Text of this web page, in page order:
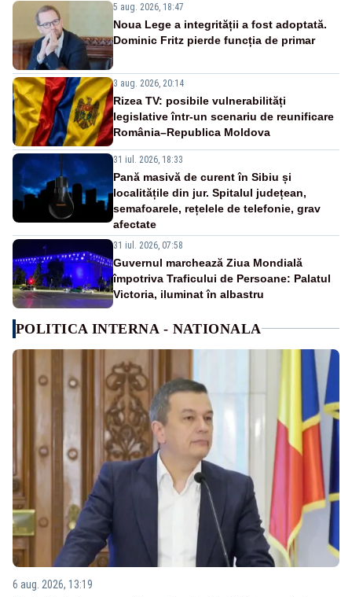
5 aug. 2026, 18:47
Noua Lege a integrității a fost adoptată.
Dominic Fritz pierde funcția de primar
3 aug. 2026, 20:14
Rizea TV: posibile vulnerabilități
legislative într-un scenariu de reunificare
România–Republica Moldova
31 iul. 2026, 18:33
Pană masivă de curent în Sibiu și
localitățile din jur. Spitalul județean,
semafoarele, rețelele de telefonie, grav
afectate
31 iul. 2026, 07:58
Guvernul marchează Ziua Mondială
împotriva Traficului de Persoane: Palatul
Victoria, iluminat în albastru
POLITICA INTERNA - NATIONALA
6 aug. 2026, 13:19